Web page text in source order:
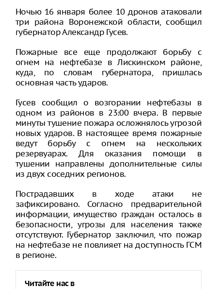
Ночью 16 января более 10 дронов атаковали
три района Воронежской области, сообщил
губернатор Александр Гусев.
Пожарные все еще продолжают борьбу с
огнем на нефтебазе в Лискинском районе,
куда, по словам губернатора, пришлась
основная часть ударов.
Гусев сообщил о возгорании нефтебазы в
одном из районов в 23:00 вчера. В первые
минуты тушение пожара осложнялось угрозой
новых ударов. В настоящее время пожарные
ведут борьбу с огнем на нескольких
резервуарах. Для оказания помощи в
тушении направлены дополнительные силы
из двух соседних регионов.
Пострадавших в ходе атаки не
зафиксировано. Согласно предварительной
информации, имущество граждан осталось в
безопасности, угрозы для населения также
отсутствуют. Губернатор заключил, что пожар
на нефтебазе не повлияет на доступность ГСМ
в регионе.
Читайте нас в